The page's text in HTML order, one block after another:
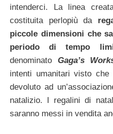
intenderci. La linea
costituita perlopiù da
piccole dimensioni che
periodo di tempo
denominato Gaga’s
intenti umanitari visto
devoluto ad
natalizio. I regalini di
saranno messi in vendita